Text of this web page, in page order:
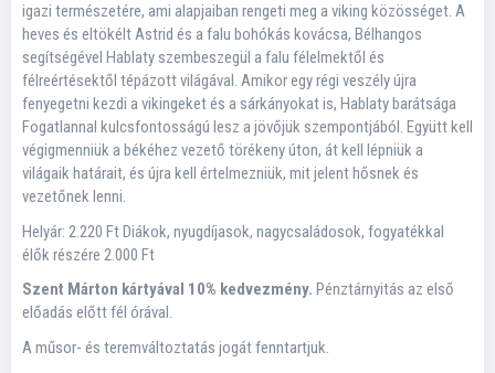
igazi természetére, ami alapjaiban rengeti meg a viking közösséget. A
heves és eltökélt Astrid és a falu bohókás kovácsa, Bélhangos
segítségével Hablaty szembeszegül a falu félelmektől és
félreértésektől tépázott világával. Amikor egy régi veszély újra
fenyegetni kezdi a vikingeket és a sárkányokat is, Hablaty barátsága
Fogatlannal kulcsfontosságú lesz a jövőjük szempontjából. Együtt kell
végigmenniük a békéhez vezető törékeny úton, át kell lépniük a
világaik határait, és újra kell értelmezniük, mit jelent hősnek és
vezetőnek lenni.
Helyár: 2.220 Ft Diákok, nyugdíjasok, nagycsaládosok, fogyatékkal
élők részére 2.000 Ft
Szent Márton kártyával 10% kedvezmény. Pénztárnyitás az első
előadás előtt fél órával.
A műsor- és teremváltoztatás jogát fenntartjuk.